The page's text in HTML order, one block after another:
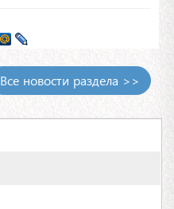
Все новости раздела >>